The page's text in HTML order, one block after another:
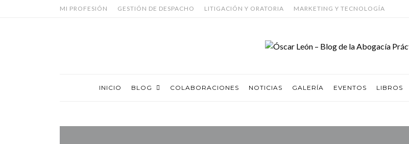
MI PROFESIÓN GESTIÓN DE DESPACHO LITIGACIÓN Y ORATORIA MARKETING Y TECNOLOGÍA
INICIO BLOG COLABORACIONES NOTICIAS GALERÍA EVENTOS LIBROS